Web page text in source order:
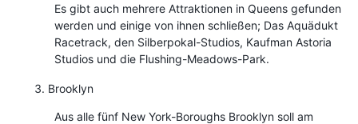
Es gibt auch mehrere Attraktionen in Queens gefunden
werden und einige von ihnen schließen; Das Aquädukt
Racetrack, den Silberpokal-Studios, Kaufman Astoria
Studios und die Flushing-Meadows-Park.
Brooklyn
Aus alle fünf New York-Boroughs Brooklyn soll am